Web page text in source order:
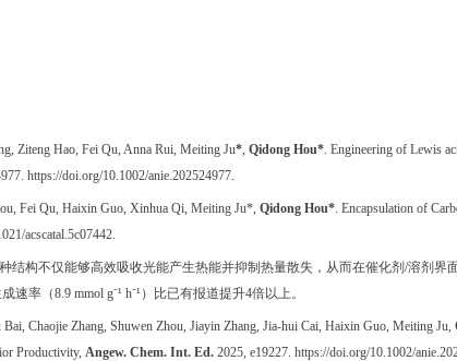
Ziteng Hao, Fei Qu, Anna Rui, Meiting Ju*, Qidong Hou*. Engineering of Lewis
https://doi.org/10.1002/anie.202524977.
Fei Qu, Haixin Guo, Xinhua Qi, Meiting Ju*, Qidong Hou*. Encapsulation of
acscatal.5c07442.
构不仅能够高效吸收光能产生热能并抑制热量散失，从而在催化剂 /溶剂界
速率（8.9 mmol g⁻¹ h⁻¹ ）比已有报道提升4倍以上。
Chaojie Zhang, Shuwen Zhou, Jiayin Zhang, Jia-hui Cai, Haixin Guo, Meiting Ju,
Productivity, Angew. Chem. Int. Ed. 2025, e19227. https://doi.org/10.1002/